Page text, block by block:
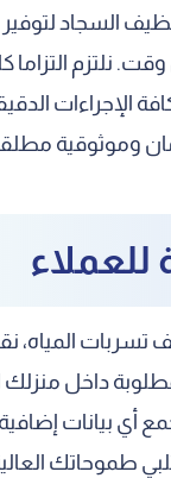
السجاد
نلتزم التزاما
الإجراءات
وموثوقية
للعملاء
المياه،
داخل
أي بيانات
طموحاتك